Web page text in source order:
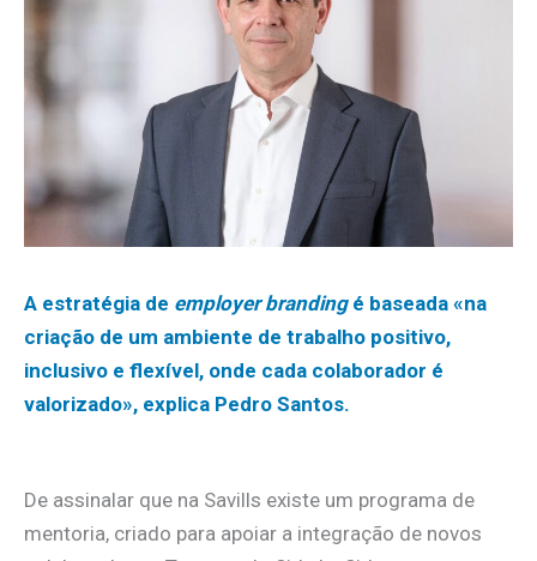
A estratégia de employer branding é baseada «na
criação de um ambiente de trabalho positivo,
inclusivo e flexível, onde cada colaborador é
valorizado», explica Pedro Santos.
De assinalar que na Savills existe um programa de
mentoria, criado para apoiar a integração de novos